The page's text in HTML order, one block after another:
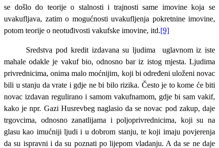
se došlo do teorije o stalnosti i trajnosti same imovine koja se
uvakufljava, zatim o mogućnosti uvakufljenja pokretnine imovine,
potom teorije o neotuđivosti vakufske imovine, itd.[9]
Sredstva pod kredit izdavana su ljudima uglavnom iz iste
mahale odakle je vakuf bio, odnosno bar iz istog mjesta. Ljudima
privrednicima, onima malo moćnijim, koji bi određeni uloženi novac
bili u stanju da vrate i gdje ne bi bilo rizika. Često je to kome će biti
novac izdavan regulirano i samom vakufnamom, gdje bi sam vakif,
kako je npr. Gazi Husrevbeg naglasio da se novac pod zakup, daje
trgovcima, odnosno zanatlijama i poljoprivrednicima, koji su na
glasu kao imućniji ljudi i u dobrom stanju, te koji imaju povjerenja
da su ispravni i da su poznati po lijepom vladanju. A da se ne daje